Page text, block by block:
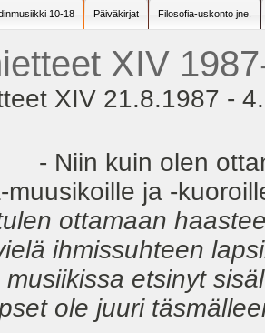
10-18 Päiväkirjat Filosofia-uskonto jne.
XIV
XIV 21.8.1987 -
Niin kuin olen
muusikoille ja -
ottamaan
ihmissuhteen
etsinyt
ole juuri